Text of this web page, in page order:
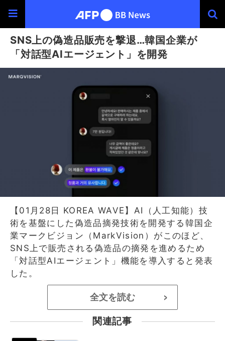
SNS上の偽造品販売を撃退…韓国企業が
「対話型AIエージェント」を開発
【01月28日 KOREA WAVE】AI（人工知能）技
術を基盤にした偽造品摘発技術を開発する韓国企
業マークビジョン（MarkVision）がこのほど、
SNS上で販売される偽造品の摘発を進めるため
「対話型AIエージェント」機能を導入すると発表
した。
全文を読む >
関連記事